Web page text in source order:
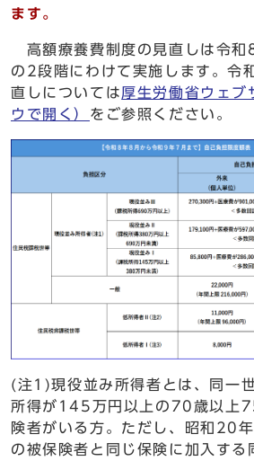
ます。
高額療養費制度の見直しは令和
の2段階にわけて実施します。令
直しについては厚生労働省ウェブ
ウで開く） をご参照ください。
(注1)現役並み所得者とは、同一
所得が145万円以上の70歳以上
険者がいる方。ただし、昭和20
の被保険者と同じ保険に加入する